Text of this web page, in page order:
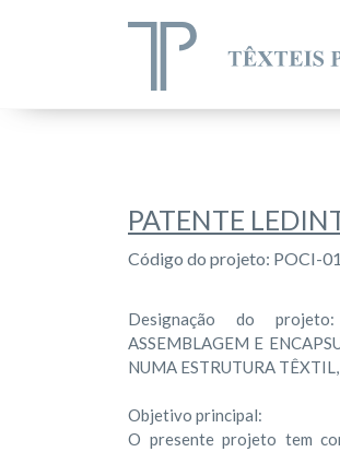
PATENTE
Código do projeto: POCI-
Designação do
ASSEMBLAGEM E
NUMA ESTRUTURA
Objetivo principal:
O presente projeto tem